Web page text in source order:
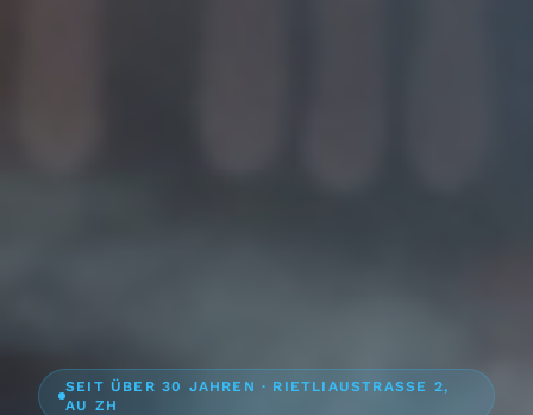
SEIT ÜBER 30 JAHREN · RIETLIAUSTRASSE 2,
AU ZH